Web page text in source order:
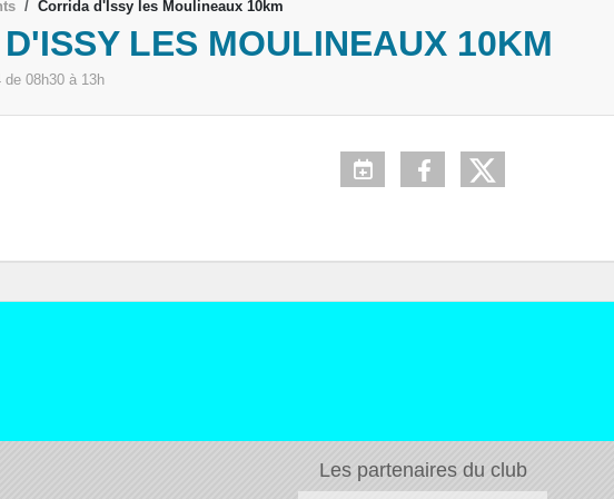
Corrida d'Issy les Moulineaux 10km
LES MOULINEAUX 10KM
de 08h30 à 13h
Les partenaires du club